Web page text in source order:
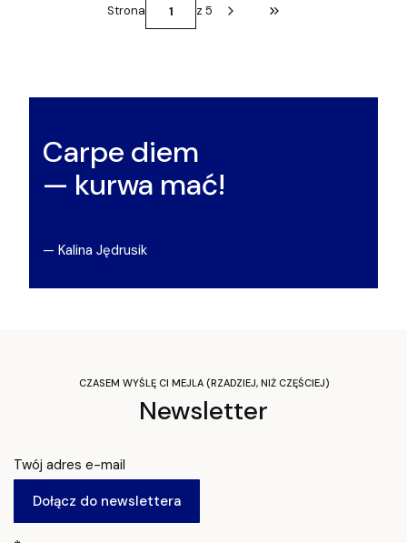
Strona z 5 Przejdź do ostatniej
Carpe diem
— kurwa mać!
— Kalina Jędrusik
CZASEM WYŚLĘ CI MEJLA (RZADZIEJ, NIŻ CZĘŚCIEJ)
Newsletter
Twój adres e-mail
Dołącz do newslettera